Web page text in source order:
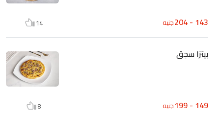
143 - 204 جنيه 14
بيتزا سجق
149 - 199 جنيه 8